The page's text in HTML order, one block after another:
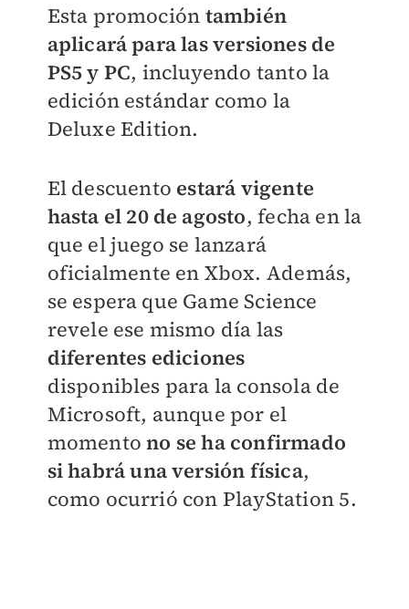
Esta promoción también
aplicará para las versiones de
PS5 y PC, incluyendo tanto la
edición estándar como la
Deluxe Edition.
El descuento estará vigente
hasta el 20 de agosto, fecha en la
que el juego se lanzará
oficialmente en Xbox. Además,
se espera que Game Science
revele ese mismo día las
diferentes ediciones
disponibles para la consola de
Microsoft, aunque por el
momentono se ha confirmado
si habrá una versión física,
como ocurrió con PlayStation 5.